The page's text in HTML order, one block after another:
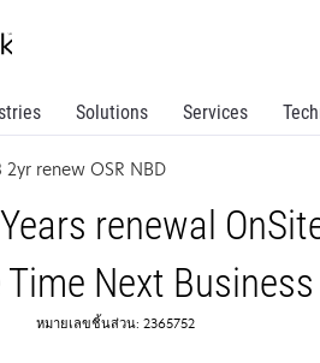
Solutions Services
2yr renew OSR NBD
renewal
Time Next
หมายเลขชิ้นส่วน: 2365752